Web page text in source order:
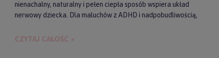
nienachalny, naturalny i pełen ciepła sposób wspiera układ
nerwowy dziecka. Dla maluchów z ADHD i nadpobudliwością,
dociążony przyjaciel może stać się kluczem do upragnionego
CZYTAJ CAŁOŚĆ »